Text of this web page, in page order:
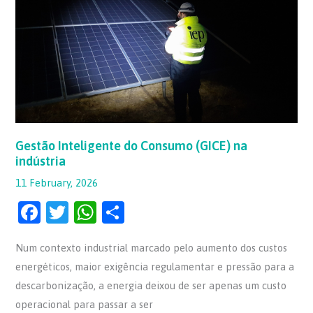
Gestão Inteligente do Consumo (GICE) na
indústria
11 February, 2026
F
c
e
b
T
itt
er
W
at
s
A
ar
e
Num contexto industrial marcado pelo aumento dos custos
energéticos, maior exigência regulamentar e pressão para a
descarbonização, a energia deixou de ser apenas um custo
operacional para passar a ser
Consumo
(GICE)
na
indústria